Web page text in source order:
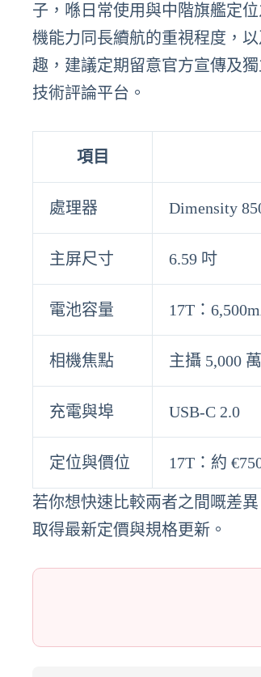
子，喺日常使用與中階旗艦定
機能力同長續航的重視程度，
趣，建議定期留意官方宣傳及
技術評論平台。
項目
處理器 Dimensity
主屏尺寸 6.59 吋
電池容量 17T：
相機焦點 主攝 5,000
充電與埠 USB‑C 2.0
定位與價位 17T：約
若你想快速比較兩者之間嘅差
取得最新定價與規格更新。